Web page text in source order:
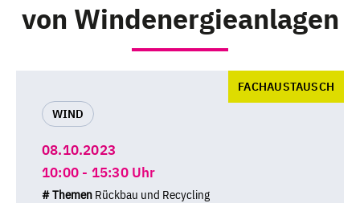
von Windenergieanlagen
FACHAUSTAUSCH
WIND
08.10.2023
10:00 - 15:30 Uhr
# Themen Rückbau und Recycling